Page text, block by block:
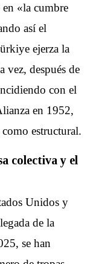
«la cumbre
así el
ejerza la
vez, después de
con el
en 1952,
estructural.
colectiva y el
Unidos y
de la
se han